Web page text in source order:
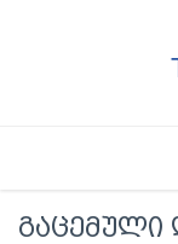
გაცემული